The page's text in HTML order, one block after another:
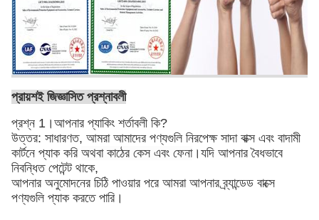
প্রায়শই জিজ্ঞাসিত প্রশ্নাবলী
প্রশ্ন 1।আপনার প্যাকিং শর্তাবলী কি?
উত্তর: সাধারণত, আমরা আমাদের পণ্যগুলি নিরপেক্ষ সাদা বাক্স এবং বাদামী
কার্টনে প্যাক করি অথবা কাঠের কেস এবং ফেনা।যদি আপনার বৈধভাবে
নিবন্ধিত পেটেন্ট থাকে,
আপনার অনুমোদনের চিঠি পাওয়ার পরে আমরা আপনার ব্র্যান্ডেড বাক্সে
পণ্যগুলি প্যাক করতে পারি।